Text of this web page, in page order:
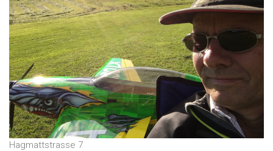
Hagmattstrasse 7